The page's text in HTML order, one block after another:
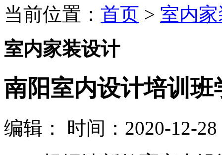
当前位置： 首页 > 室内
室内家装设计
南阳室内设计培训班
编辑：
时间：2020-12-28